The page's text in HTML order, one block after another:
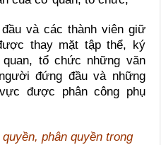
và các thành viên giữ
thay mặt tập thể, ký
tổ chức những văn
đứng đầu và những
được phân công phụ
phân quyền trong